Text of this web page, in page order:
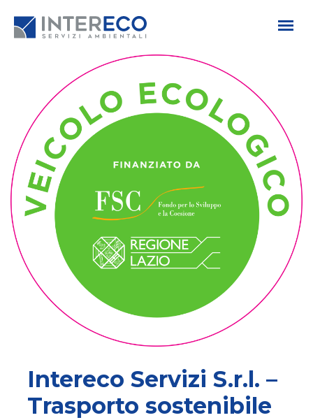
Intereco Servizi S.r.l. –
Trasporto sostenibile